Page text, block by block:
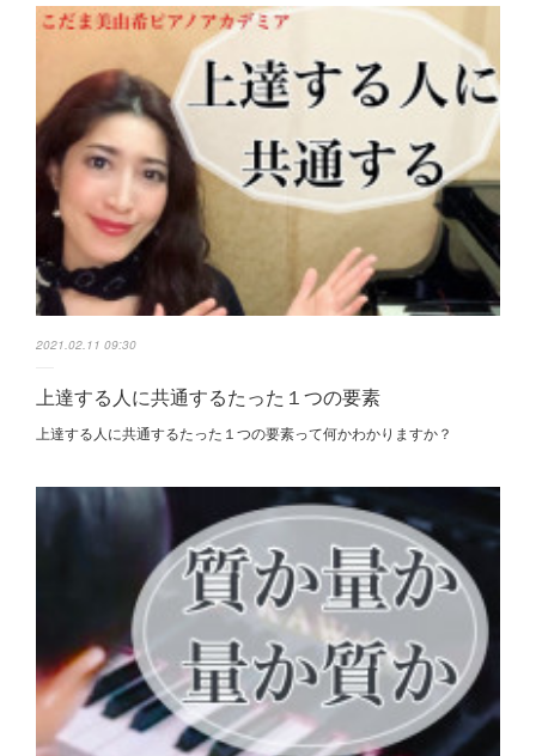
2021.02.11 09:30
上達する人に共通するたった１つの要素
上達する人に共通するたった１つの要素って何かわかりますか？